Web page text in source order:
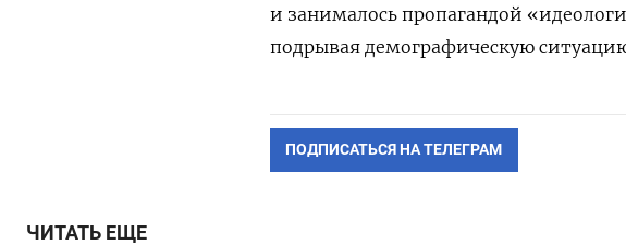
и занималось пропагандой
подрывая демографическую
ПОДПИСАТЬСЯ НА ТЕЛЕГРАМ
ЧИТАТЬ ЕЩЕ